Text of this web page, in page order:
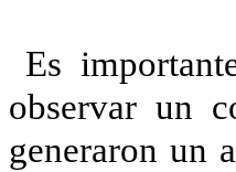
Es
observar un
generaron un